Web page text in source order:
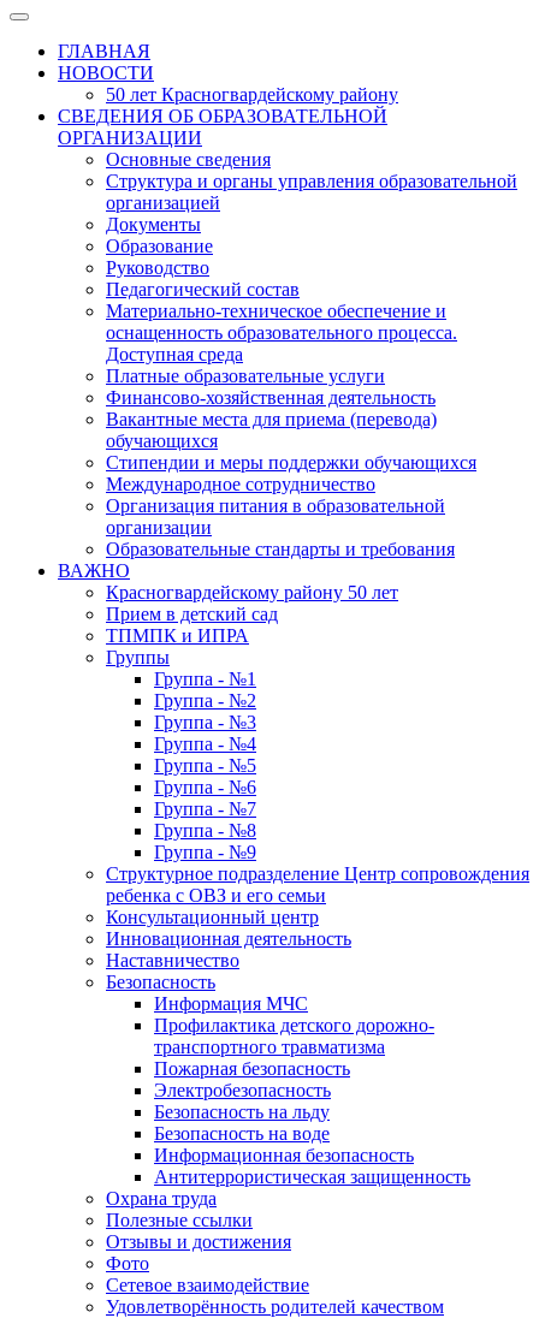
ГЛАВНАЯ
НОВОСТИ
50 лет Красногвардейскому району
СВЕДЕНИЯ ОБ ОБРАЗОВАТЕЛЬНОЙ
ОРГАНИЗАЦИИ
Основные сведения
Структура и органы управления образовательной
организацией
Документы
Образование
Руководство
Педагогический состав
Материально-техническое обеспечение и
оснащенность образовательного процесса.
Доступная среда
Платные образовательные услуги
Финансово-хозяйственная деятельность
Вакантные места для приема (перевода)
обучающихся
Стипендии и меры поддержки обучающихся
Международное сотрудничество
Организация питания в образовательной
организации
Образовательные стандарты и требования
ВАЖНО
Красногвардейскому району 50 лет
Прием в детский сад
ТПМПК и ИПРА
Группы
Группа - №1
Группа - №2
Группа - №3
Группа - №4
Группа - №5
Группа - №6
Группа - №7
Группа - №8
Группа - №9
Структурное подразделение Центр сопровождения
ребенка с ОВЗ и его семьи
Консультационный центр
Инновационная деятельность
Наставничество
Безопасность
Информация МЧС
Профилактика детского дорожно-
транспортного травматизма
Пожарная безопасность
Электробезопасность
Безопасность на льду
Безопасность на воде
Информационная безопасность
Антитеррористическая защищенность
Охрана труда
Полезные ссылки
Отзывы и достижения
Фото
Сетевое взаимодействие
Удовлетворённость родителей качеством